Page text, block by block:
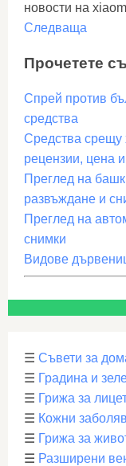
новости на
Следваща
Прочетете
Спрей против
средства
Средства срещу
рецензии, цена
Преглед на
развъждане и
Преглед на
снимки
Видове
☰ Съвети за
☰ Градина и
☰ Грижа за
☰ Кожни
☰ Грижа за
☰ Разширени